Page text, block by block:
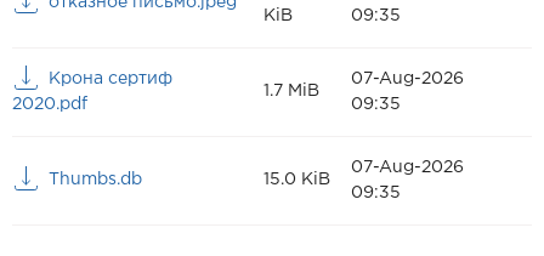
KiB
09:35
Крона сертиф
2020.pdf
1.7 MiB
07-Aug-2026
09:35
Thumbs.db 15.0 KiB
07-Aug-2026
09:35